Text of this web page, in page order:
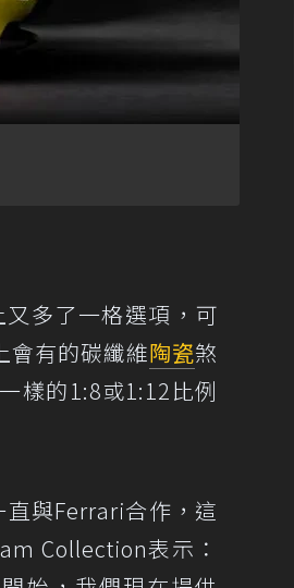
多了一格選項，可
會有的碳纖維陶瓷煞
樣的1:8或1:12比例
與Ferrari合作，這
Collection表示：